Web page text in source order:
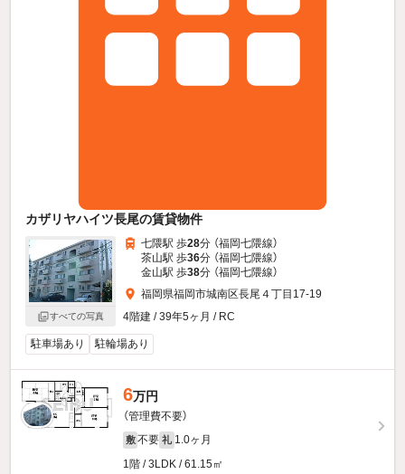
カザリヤハイツ長尾の賃貸物件
すべての写真
七隈駅 歩28分 （福岡七隈線）
茶山駅 歩36分 （福岡七隈線）
金山駅 歩38分 （福岡七隈線）
福岡県福岡市城南区長尾４丁目17-19
4階建 / 39年5ヶ月 / RC
駐車場あり 駐輪場あり
6万円
（管理費不要）
敷 不要 礼 1.0ヶ月
1階 / 3LDK / 61.15㎡